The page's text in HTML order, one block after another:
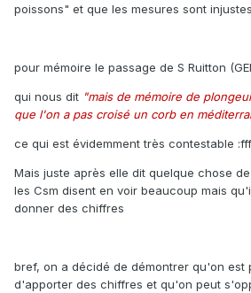
poissons" et que les mesures sont
pour mémoire le passage de S Ruitton
qui nous dit "mais de mémoire de
que l'on a pas croisé un corb en
ce qui est évidemment très contestable
Mais juste après elle dit quelque chose
les Csm disent en voir beaucoup mais
donner des chiffres
bref, on a décidé de démontrer qu'on est
d'apporter des chiffres et qu'on peut